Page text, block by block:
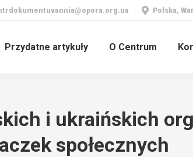
Polska,
Przydatne artykuły O Centrum
i ukraińskich
społecznych